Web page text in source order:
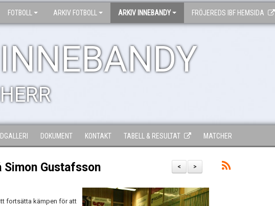
FOTBOLL ARKIV FOTBOLL ARKIV INNEBANDY FRÖJEREDS IBF HEMSIDA
INNEBANDY
HERR
DOKUMENT KONTAKT TABELL & RESULTAT MATCHER
>
<
Simon Gustafsson
fortsätta kämpen för att